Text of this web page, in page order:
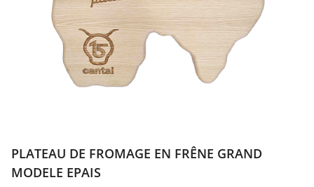
PLATEAU DE FROMAGE EN FRÊNE GRAND
MODELE EPAIS